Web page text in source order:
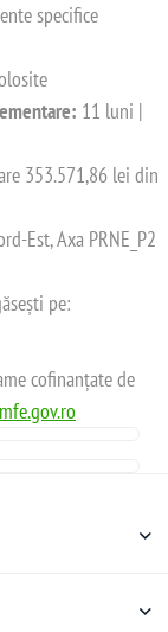
specifice
11 luni |
353.571,86 lei din
Est, Axa PRNE_P2
pe:
cofinanțate de